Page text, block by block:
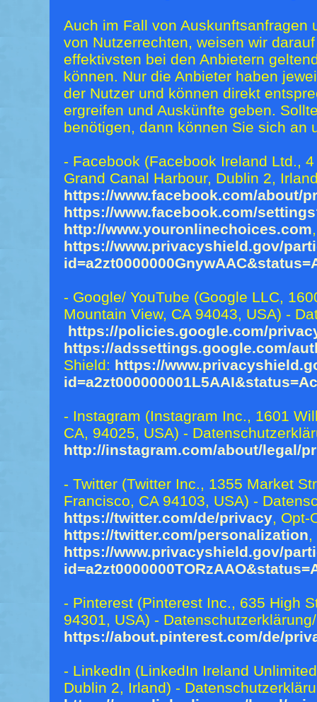
Auch im Fall von Auskunftsanfragen
von Nutzerrechten, weisen wir
effektivsten bei den Anbietern
können. Nur die Anbieter haben
der Nutzer und können direkt
ergreifen und Auskünfte geben.
benötigen, dann können Sie sich an
- Facebook (Facebook Ireland Ltd.,
Grand Canal Harbour, Dublin 2,
https://www.facebook.com/about/
https://www.facebook.com/
http://www.youronlinechoices.com
https://www.privacyshield.gov/
- Google/ YouTube (Google LLC,
Mountain View, CA 94043, USA) -
https://policies.google.com/
https://adssettings.google.com/
Shield: https://
- Instagram (Instagram Inc., 1601
CA, 94025, USA) -
http://instagram.com/about/legal/
- Twitter (Twitter Inc., 1355 Market
Francisco, CA 94103, USA) -
https://twitter.com/de/privacy, Opt-
https://twitter.com/personalization,
https://www.privacyshield.gov/
- Pinterest (Pinterest Inc., 635 High
94301, USA) -
https://about.pinterest.com/de/
- LinkedIn (LinkedIn Ireland
Dublin 2, Irland) -